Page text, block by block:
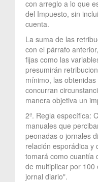
con arreglo a lo que
del Impuesto, sin
cuenta.
La suma de las
con el párrafo
fijas como las
presumirán
mínimo, las
concurran
manera objetiva un
2ª. Regla específica:
manuales que
peonadas o jornales
relación esporádica y
tomará como cuantía
de multiplicar por
jornal diario".